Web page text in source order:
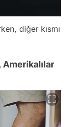
diğer kısmı